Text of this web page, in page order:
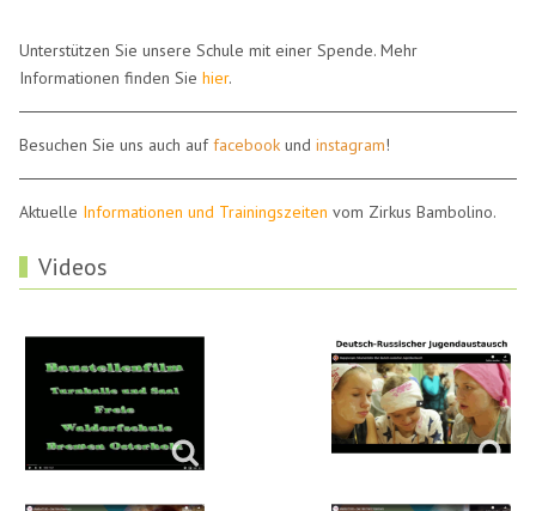
Unterstützen Sie unsere Schule mit einer Spende. Mehr
Informationen finden Siehier.
Besuchen Sie uns auch auffacebook undinstagram!
Aktuelle Informationen und Trainingszeiten vom Zirkus Bambolino.
Videos